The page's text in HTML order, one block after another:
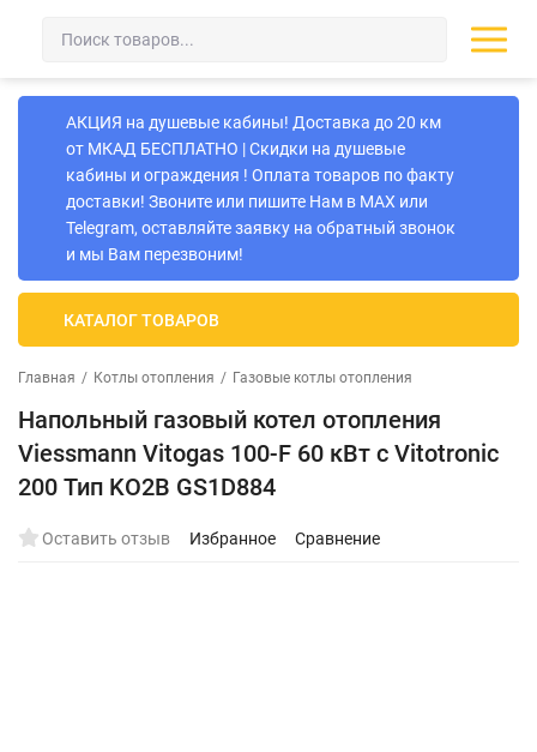
АКЦИЯ на душевые кабины! Доставка до 20 км
от МКАД БЕСПЛАТНО | Скидки на душевые
кабины и ограждения ! Оплата товаров по факту
доставки! Звоните или пишите Нам в MAX или
Telegram, оставляйте заявку на обратный звонок
и мы Вам перезвоним!
КАТАЛОГ ТОВАРОВ
Главная / Котлы отопления / Газовые котлы отопления
Напольный газовый котел отопления
Viessmann Vitogas 100-F 60 кВт с Vitotronic
200 Тип KO2B GS1D884
Оставить отзыв Избранное Сравнение